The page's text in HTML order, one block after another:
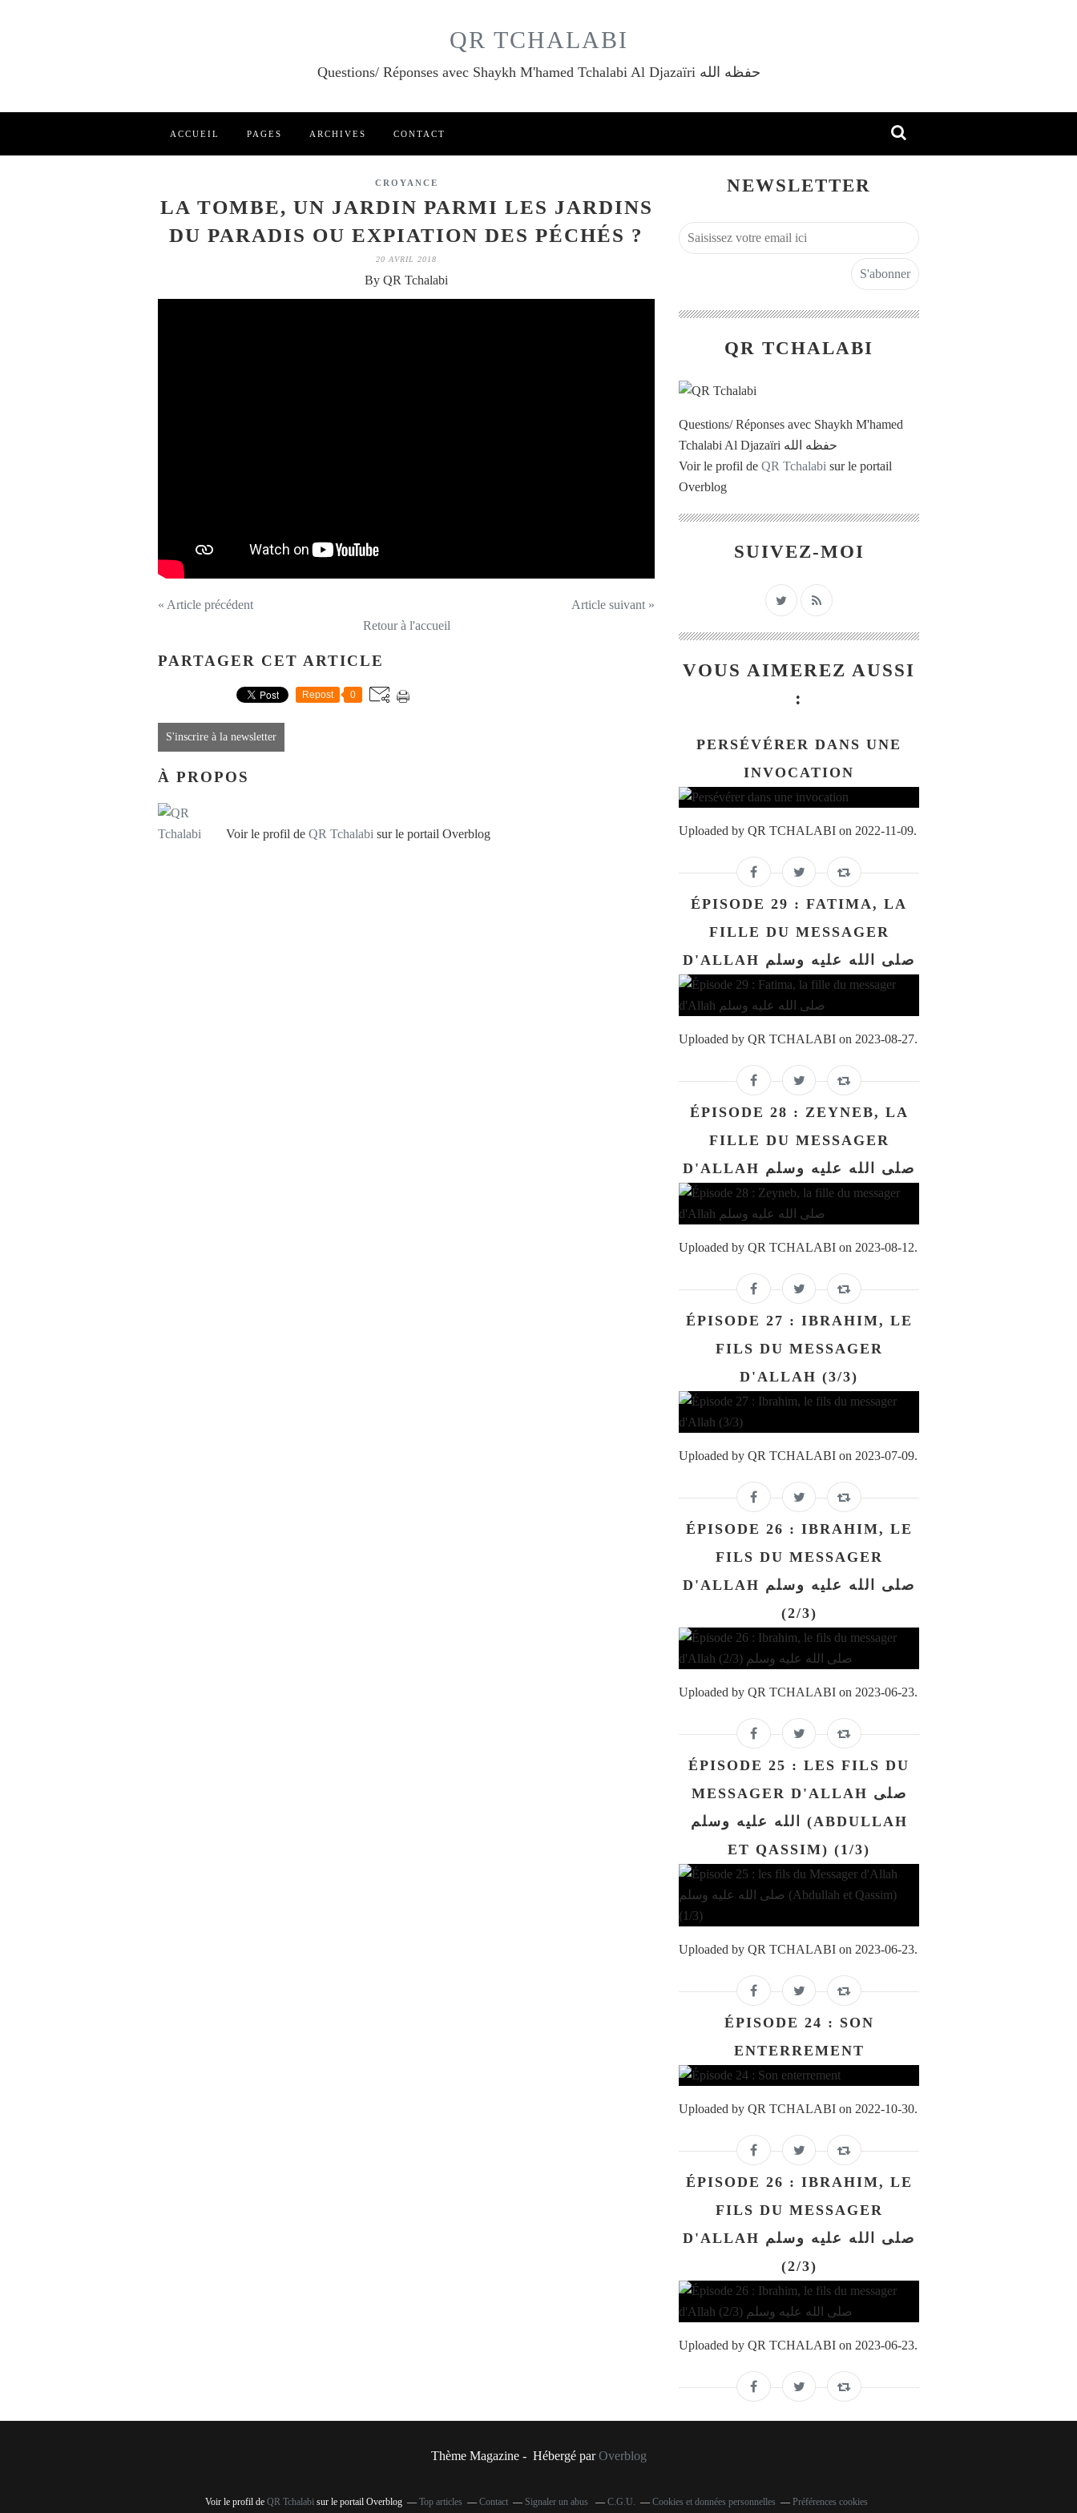
QR TCHALABI
Questions/ Réponses avec Shaykh M'hamed Tchalabi Al Djazaïri حفظه الله
ACCUEIL PAGES ARCHIVES CONTACT
CROYANCE
LA TOMBE, UN JARDIN PARMI LES JARDINS
DU PARADIS OU EXPIATION DES PÉCHÉS ?
20 AVRIL 2018
By QR Tchalabi
« Article précédent
Article suivant »
Retour à l'accueil
PARTAGER CET ARTICLE
Repost 0
S'inscrire à la newsletter
À PROPOS
Voir le profil de QR Tchalabi sur le portail Overblog
NEWSLETTER
QR TCHALABI
Questions/ Réponses avec Shaykh M'hamed
Tchalabi Al Djazaïri حفظه الله
Voir le profil de QR Tchalabi sur le portail
Overblog
SUIVEZ-MOI
VOUS AIMEREZ AUSSI
:
PERSÉVÉRER DANS UNE
INVOCATION
Uploaded by QR TCHALABI on 2022-11-09.
ÉPISODE 29 : FATIMA, LA
FILLE DU MESSAGER
D'ALLAH صلى الله عليه وسلم
Uploaded by QR TCHALABI on 2023-08-27.
ÉPISODE 28 : ZEYNEB, LA
FILLE DU MESSAGER
D'ALLAH صلى الله عليه وسلم
Uploaded by QR TCHALABI on 2023-08-12.
ÉPISODE 27 : IBRAHIM, LE
FILS DU MESSAGER
D'ALLAH (3/3)
Uploaded by QR TCHALABI on 2023-07-09.
ÉPISODE 26 : IBRAHIM, LE
FILS DU MESSAGER
D'ALLAH صلى الله عليه وسلم
(2/3)
Uploaded by QR TCHALABI on 2023-06-23.
ÉPISODE 25 : LES FILS DU
MESSAGER D'ALLAH صلى
الله عليه وسلم (ABDULLAH
ET QASSIM) (1/3)
Uploaded by QR TCHALABI on 2023-06-23.
ÉPISODE 24 : SON
ENTERREMENT
Uploaded by QR TCHALABI on 2022-10-30.
ÉPISODE 26 : IBRAHIM, LE
FILS DU MESSAGER
D'ALLAH صلى الله عليه وسلم
(2/3)
Uploaded by QR TCHALABI on 2023-06-23.
Thème Magazine - Hébergé parOverblog
Voir le profil de QR Tchalabisur le portail Overblog Top articles Contact Signaler un abus C.G.U. Cookies et données personnelles Préférences cookies